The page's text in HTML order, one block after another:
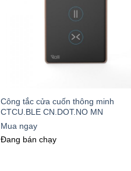
Công tắc cửa cuốn thông minh
CTCU.BLE CN.DOT.NO MN
Mua ngay
Đang bán chạy